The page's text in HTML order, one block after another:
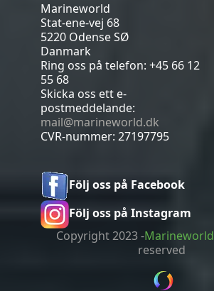
Marineworld
Stat-ene-vej 68
5220 Odense SØ
Danmark
Ring oss på telefon: +45 66 12
55 68
Skicka oss ett e-
postmeddelande:
mail@marineworld.dk
CVR-nummer: 27197795
Följ oss på Facebook
Följ oss på Instagram
Copyright 2023 -Marineworld
reserved